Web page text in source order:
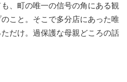
、町の唯一の信号の角にある観
こと。そこで多分店にあった唯
だけ。過保護な母親どころの話